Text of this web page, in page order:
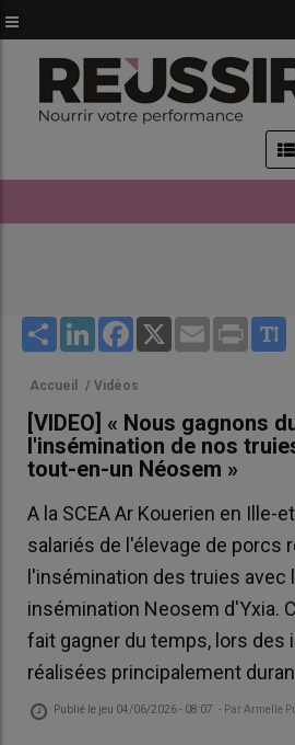
au
contenu
principal
Share LinkedInFacebook
X Email Print
Accueil / Vidéos
[VIDEO] « Nous gagnons
l'insémination de nos
tout-en-un Néosem »
A la SCEA Ar Kouerien en Ille-
salariés de l'élevage de porcs
l'insémination des truies avec
insémination Neosem d'Yxia.
fait gagner du temps, lors des
réalisées principalement
Publié le jeu 04/06/2026 - 08:07 - Par Armelle